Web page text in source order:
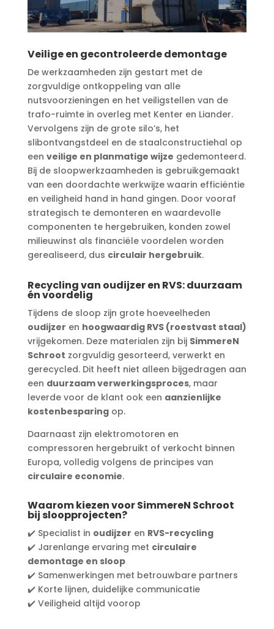
Veilige en gecontroleerde demontage
De werkzaamheden zijn gestart met de
zorgvuldige ontkoppeling van alle
nutsvoorzieningen en het veiligstellen van de
trafo-ruimte in overleg met Kenter en Liander.
Vervolgens zijn de grote silo’s, het
slibontvangstdeel en de staalconstructiehal op
een veilige en planmatige wijze gedemonteerd.
Bij de sloopwerkzaamheden is gebruikgemaakt
van een doordachte werkwijze waarin efficiëntie
en veiligheid hand in hand gingen. Door vooraf
strategisch te demonteren en waardevolle
componenten te hergebruiken, konden zowel
milieuwinst als financiële voordelen worden
gerealiseerd, dus circulair hergebruik.
Recycling van oudijzer en RVS: duurzaam
én voordelig
Tijdens de sloop zijn grote hoeveelheden
oudijzer en hoogwaardig RVS (roestvast staal)
vrijgekomen. Deze materialen zijn bij SimmereN
Schroot zorgvuldig gesorteerd, verwerkt en
gerecycled. Dit heeft niet alleen bijgedragen aan
een duurzaam verwerkingsproces, maar
leverde voor de klant ook een aanzienlijke
kostenbesparingop.
Daarnaast zijn elektromotoren en
compressoren hergebruikt of verkocht binnen
Europa, volledig volgens de principes van
circulaire economie.
Waarom kiezen voor SimmereN Schroot
bij sloopprojecten?
✔️ Specialist in oudijzer en RVS-recycling
✔️ Jarenlange ervaring met circulaire
demontage en sloop
✔️ Samenwerkingen met betrouwbare partners
✔️ Korte lijnen, duidelijke communicatie
✔️ Veiligheid altijd voorop